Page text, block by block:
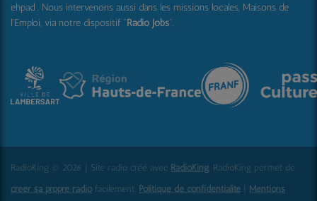
ehpad . Nous intervenons aussi dans les missions locales, Maisons de
l'Emploi, via notre dispositif "Radio Jobs".
RadioKing © 2026 | Site radio créé avec RadioKing . RadioKing permet de
créer sa propre radio facilement. Politique de confidentialité | Mentions